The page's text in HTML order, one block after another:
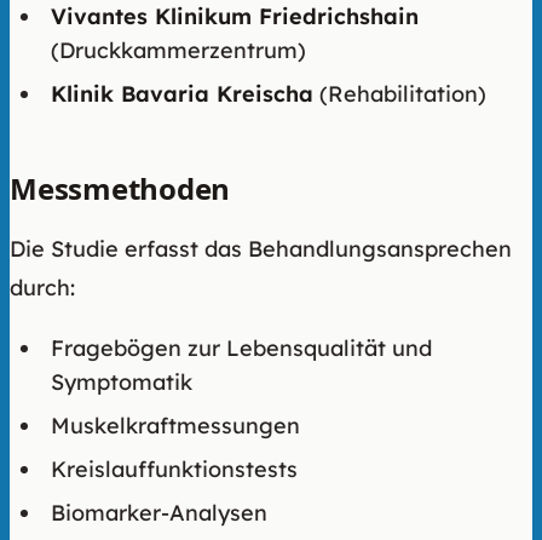
Vivantes Klinikum Friedrichshain
(Druckkammerzentrum)
Klinik Bavaria Kreischa (Rehabilitation)
Messmethoden
Die Studie erfasst das Behandlungsansprechen
durch:
Fragebögen zur Lebensqualität und
Symptomatik
Muskelkraftmessungen
Kreislauffunktionstests
Biomarker-Analysen